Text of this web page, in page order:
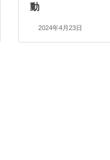
動
2024年4月23日